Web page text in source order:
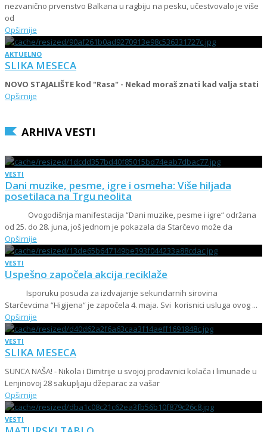
nezvanično prvenstvo Balkana u ragbiju na pesku, učestvovalo je više
od
Opširnije
AKTUELNO
SLIKA MESECA
NOVO STAJALIŠTE kod "Rasa" - Nekad moraš znati kad valja stati
Opširnije
ARHIVA VESTI
VESTI
Dani muzike, pesme, igre i osmeha: Više hiljada
posetilaca na Trgu neolita
Ovogodišnja manifestacija “Dani muzike, pesme i igre“ održana
od 25. do 28. juna, još jednom je pokazala da Starčevo može da
Opširnije
VESTI
Uspešno započela akcija reciklaže
Isporuku posuda za izdvajanje sekundarnih sirovina
Starčevcima “Higijena“ je započela 4. maja. Svi korisnici usluga ovog ...
Opširnije
VESTI
SLIKA MESECA
SUNCA NAŠA! - Nikola i Dimitrije u svojoj prodavnici kolača i limunade u
Lenjinovoj 28 sakupljaju džeparac za vašar
Opširnije
VESTI